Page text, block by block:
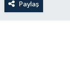
Paylaş